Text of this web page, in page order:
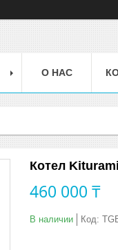
О НАС
Котел
460 000 ₸
В наличии Код: